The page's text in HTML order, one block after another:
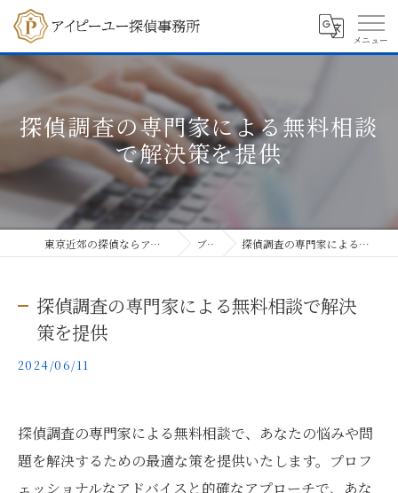
探偵調査の専門家による無料相談
で解決策を提供
東京近郊の探偵ならアイピーユー探偵事務所 ブログ 探偵調査の専門家による無料相談で解決策を提供
探偵調査の専門家による無料相談で解決
策を提供
2024/06/11
探偵調査の専門家による無料相談で、あなたの悩みや問
題を解決するための最適な策を提供いたします。プロフ
ェッショナルなアドバイスと的確なアプローチで、あな